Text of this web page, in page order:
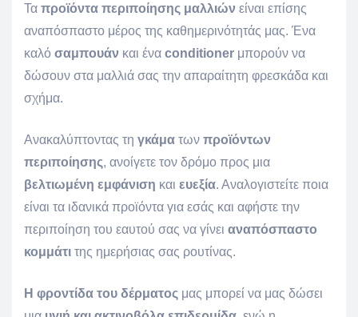
Τα προϊόντα περιποίησης μαλλιών είναι επίσης
αναπόσπαστο μέρος της καθημερινότητάς μας. Ένα
καλό σαμπουάν και ένα conditioner μπορούν να
δώσουν στα μαλλιά σας την απαραίτητη φρεσκάδα και
σχήμα.
Ανακαλύπτοντας τη γκάμα των προϊόντων
περιποίησης, ανοίγετε τον δρόμο προς μια
βελτιωμένη εμφάνιση και ευεξία. Αναλογιστείτε ποια
είναι τα ιδανικά προϊόντα για εσάς και αφήστε την
περιποίηση του εαυτού σας να γίνει αναπόσπαστο
κομμάτι της ημερήσιας σας ρουτίνας.
Η φροντίδα του δέρματος μας μπορεί να μας δώσει